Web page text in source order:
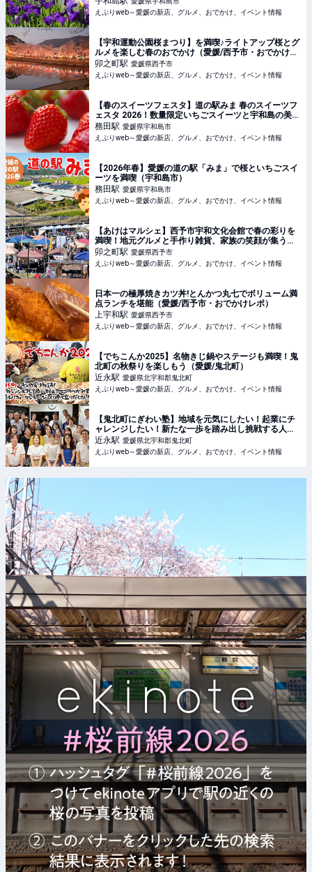
えぷりweb～愛媛の新店、グルメ、おでかけ、イベント情報
【宇和運動公園桜まつり】を満喫♪ライトアップ桜とグ
ルメを楽しむ春のおでかけ（愛媛/西予市・おでかけレ
ポ）
卯之町駅 愛媛県西予市
えぷりweb～愛媛の新店、グルメ、おでかけ、イベント情報
【春のスイーツフェスタ】道の駅みま 春のスイーツフ
ェスタ 2026！数量限定いちごスイーツと宇和島の美味
が集う春の祭典（愛媛/宇和島市）
務田駅 愛媛県宇和島市
えぷりweb～愛媛の新店、グルメ、おでかけ、イベント情報
【2026年春】愛媛の道の駅「みま」で桜といちごスイ
ーツを満喫（宇和島市）
務田駅 愛媛県宇和島市
えぷりweb～愛媛の新店、グルメ、おでかけ、イベント情報
【あけはマルシェ】西予市宇和文化会館で春の彩りを
満喫！地元グルメと手作り雑貨、家族の笑顔が集う特
別な1日（愛媛/西予市）
卯之町駅 愛媛県西予市
えぷりweb～愛媛の新店、グルメ、おでかけ、イベント情報
日本一の極厚焼きカツ丼!とんかつ丸七でボリューム満
点ランチを堪能（愛媛/西予市・おでかけレポ）
上宇和駅 愛媛県西予市
えぷりweb～愛媛の新店、グルメ、おでかけ、イベント情報
【でちこんか2025】名物きじ鍋やステージも満喫！鬼
北町の秋祭りを楽しもう（愛媛/鬼北町）
近永駅 愛媛県北宇和郡鬼北町
えぷりweb～愛媛の新店、グルメ、おでかけ、イベント情報
【鬼北町にぎわい塾】地域を元気にしたい！起業にチ
ャレンジしたい！新たな一歩を踏み出し挑戦する人の
ための交流イベント（愛媛/鬼北町）
近永駅 愛媛県北宇和郡鬼北町
えぷりweb～愛媛の新店、グルメ、おでかけ、イベント情報